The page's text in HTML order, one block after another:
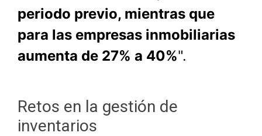
periodo previo, mientras que
para las empresas inmobiliarias
aumenta de 27% a 40%".
Retos en la gestión de
inventarios